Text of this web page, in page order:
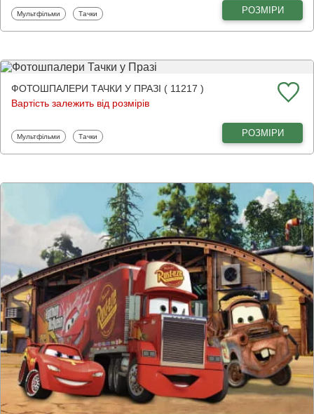
Фотошпалери
Мультфільми Фотошпалери
Тачки РОЗМІРИ
ФОТОШПАЛЕРИ ТАЧКИ У ПРАЗІ ( 11217 )
Вартість залежить від розмірів
Фотошпалери
Мультфільми Фотошпалери
Тачки РОЗМІРИ